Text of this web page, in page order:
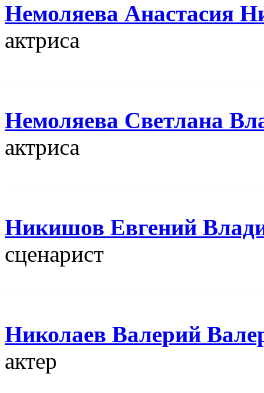
Немоляева Анастасия
актриса
Немоляева Светлана
актриса
Никишов Евгений
сценарист
Николаев Валерий
актер